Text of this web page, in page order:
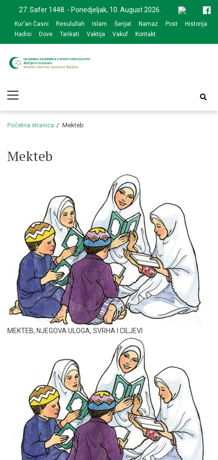
navigation
content
27. Safer 1448. - Ponedjeljak, 10. August 2026.
Kur'an Časni Resulullah Islam Šerijat Namaz Post
Historija
Hadisi
Dove Tarikati Vaktija Vakuf Kontakt
zajednice Bijeljina
Menu
Početna stranica Mekteb
Mekteb
MEKTEB, NJEGOVA ULOGA, SVRHA I CILJEVI